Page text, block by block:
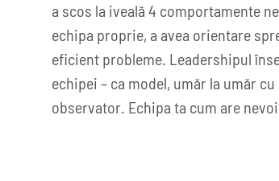
a scos la iveală 4 comportamente
echipa proprie, a avea orientare
eficient probleme. Leadershipul
echipei – ca model, umăr la umăr
observator. Echipa ta cum are